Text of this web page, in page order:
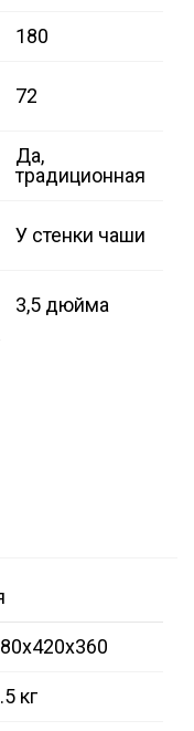
180
72
Да,
традиционная
У стенки чаши
3,5 дюйма
кг